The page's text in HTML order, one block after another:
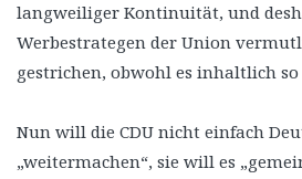
langweiliger Kontinuität, und
Werbestrategen der Union
gestrichen, obwohl es inhaltlich
Nun will die CDU nicht einfach
„weitermachen“, sie will es